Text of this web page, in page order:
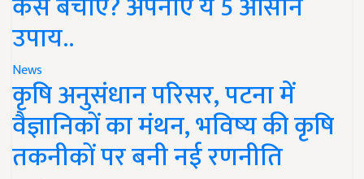
उपाय..
News
कृषि अनुसंधान परिसर, पटना में
वैज्ञानिकों का मंथन, भविष्य की कृषि
तकनीकों पर बनी नई रणनीति